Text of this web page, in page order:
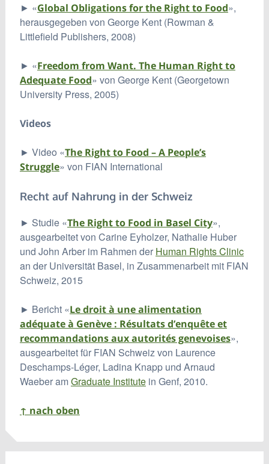
► «Global Obligations for the Right to Food»,
herausgegeben von George Kent (Rowman &
Littlefield Publishers, 2008)
► «Freedom from Want. The Human Right to
Adequate Food» von George Kent (Georgetown
University Press, 2005)
Videos
► Video «The Right to Food – A People’s
Struggle» von FIAN International
Recht auf Nahrung in der Schweiz
► Studie «The Right to Food in Basel City»,
ausgearbeitet von Carine Eyholzer, Nathalie Huber
und John Arber im Rahmen der Human Rights Clinic
an der Universität Basel, in Zusammenarbeit mit FIAN
Schweiz, 2015
► Bericht «Le droit à une alimentation
adéquate à Genève : Résultats d’enquête et
recommandations aux autorités genevoises»,
ausgearbeitet für FIAN Schweiz von Laurence
Deschamps-Léger, Ladina Knapp und Arnaud
Waeber amGraduate Institutein Genf, 2010.
↑ nach oben